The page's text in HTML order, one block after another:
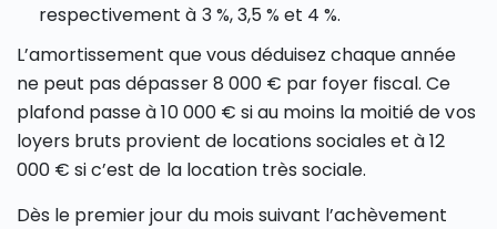
respectivement à 3 %, 3,5 % et 4 %.
L’amortissement que vous déduisez chaque année
ne peut pas dépasser 8 000 € par foyer fiscal. Ce
plafond passe à 10 000 € si au moins la moitié de vos
loyers bruts provient de locations sociales et à 12
000 € si c’est de la location très sociale.
Dès le premier jour du mois suivant l’achèvement